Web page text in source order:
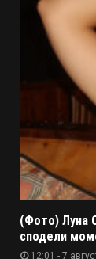
(Фото) Луна
сподели
12:01 - 7